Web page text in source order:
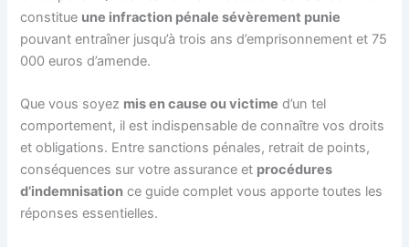
constitue une infraction pénale sévèrement punie
pouvant entraîner jusqu’à trois ans d’emprisonnement et 75
000 euros d’amende.
Que vous soyez mis en cause ou victime d’un tel
comportement, il est indispensable de connaître vos droits
et obligations. Entre sanctions pénales, retrait de points,
conséquences sur votre assurance et procédures
d’indemnisation ce guide complet vous apporte toutes les
réponses essentielles.